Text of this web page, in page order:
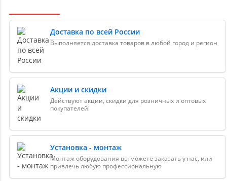
Доставка по всей России
Выполняется доставка товаров в любой город и регион
Акции и скидки
Действуют акции, скидки для розничных и оптовых
покупателей!
Установка - монтаж
Монтаж оборудования вы можете заказать у нас, или
привлечь любую профессиональную